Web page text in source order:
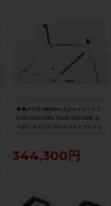
◆◆メリダ MERIDA スクルトゥーラ T
EAM SCULTURA TEAM 2025-26年 カ
ーボン ディスク ロードバイク フレーム
344,300円